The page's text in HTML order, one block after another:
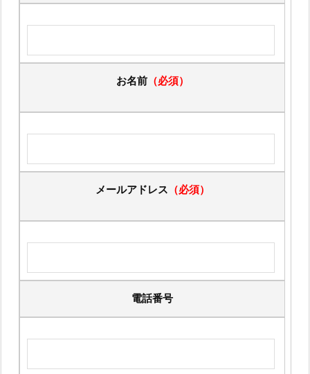
お名前（必須）
メールアドレス （必須）
電話番号